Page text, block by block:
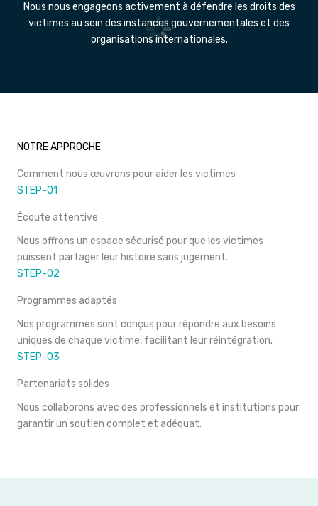
Nous nous engageons activement à défendre les droits des
victimes au sein des instances gouvernementales et des
organisations internationales.
NOTRE APPROCHE
Comment nous œuvrons pour aider les victimes
STEP-01
Écoute attentive
Nous offrons un espace sécurisé pour que les victimes
puissent partager leur histoire sans jugement.
STEP-02
Programmes adaptés
Nos programmes sont conçus pour répondre aux besoins
uniques de chaque victime, facilitant leur réintégration.
STEP-03
Partenariats solides
Nous collaborons avec des professionnels et institutions pour
garantir un soutien complet et adéquat.